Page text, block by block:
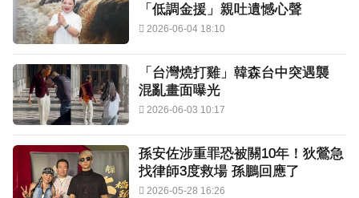
「低調金援」親吐遺憾心聲
2026-06-04 18:10
「台灣燒打雞」韓森台中突遇襲
混亂畫面曝光
2026-06-03 10:17
孫安佐涉重罪恐被關10年！狄鶯急
找律師3度救場 孫鵬回應了
2026-05-28 16:26